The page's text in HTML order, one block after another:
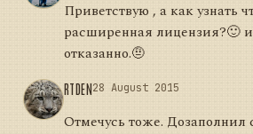
Приветствую , а как узнать
расширенная лицензия?🙂
отказанно.🤨
RTDEN28 August 2015
Отмечусь тоже. Дозаполнил